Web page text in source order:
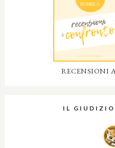
RECENSIONI
IL GIUDIZIO